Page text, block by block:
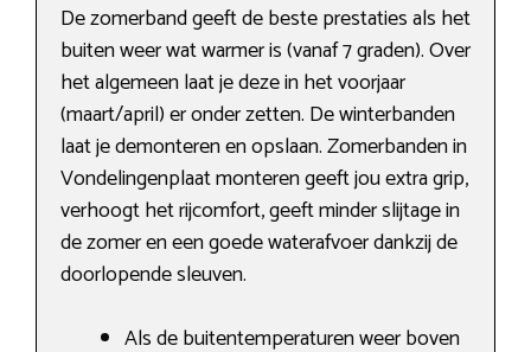
De zomerband geeft de beste prestaties als het
buiten weer wat warmer is (vanaf 7 graden). Over
het algemeen laat je deze in het voorjaar
(maart/april) er onder zetten. De winterbanden
laat je demonteren en opslaan. Zomerbanden in
Vondelingenplaat monteren geeft jou extra grip,
verhoogt het rijcomfort, geeft minder slijtage in
de zomer en een goede waterafvoer dankzij de
doorlopende sleuven.
Als de buitentemperaturen weer boven